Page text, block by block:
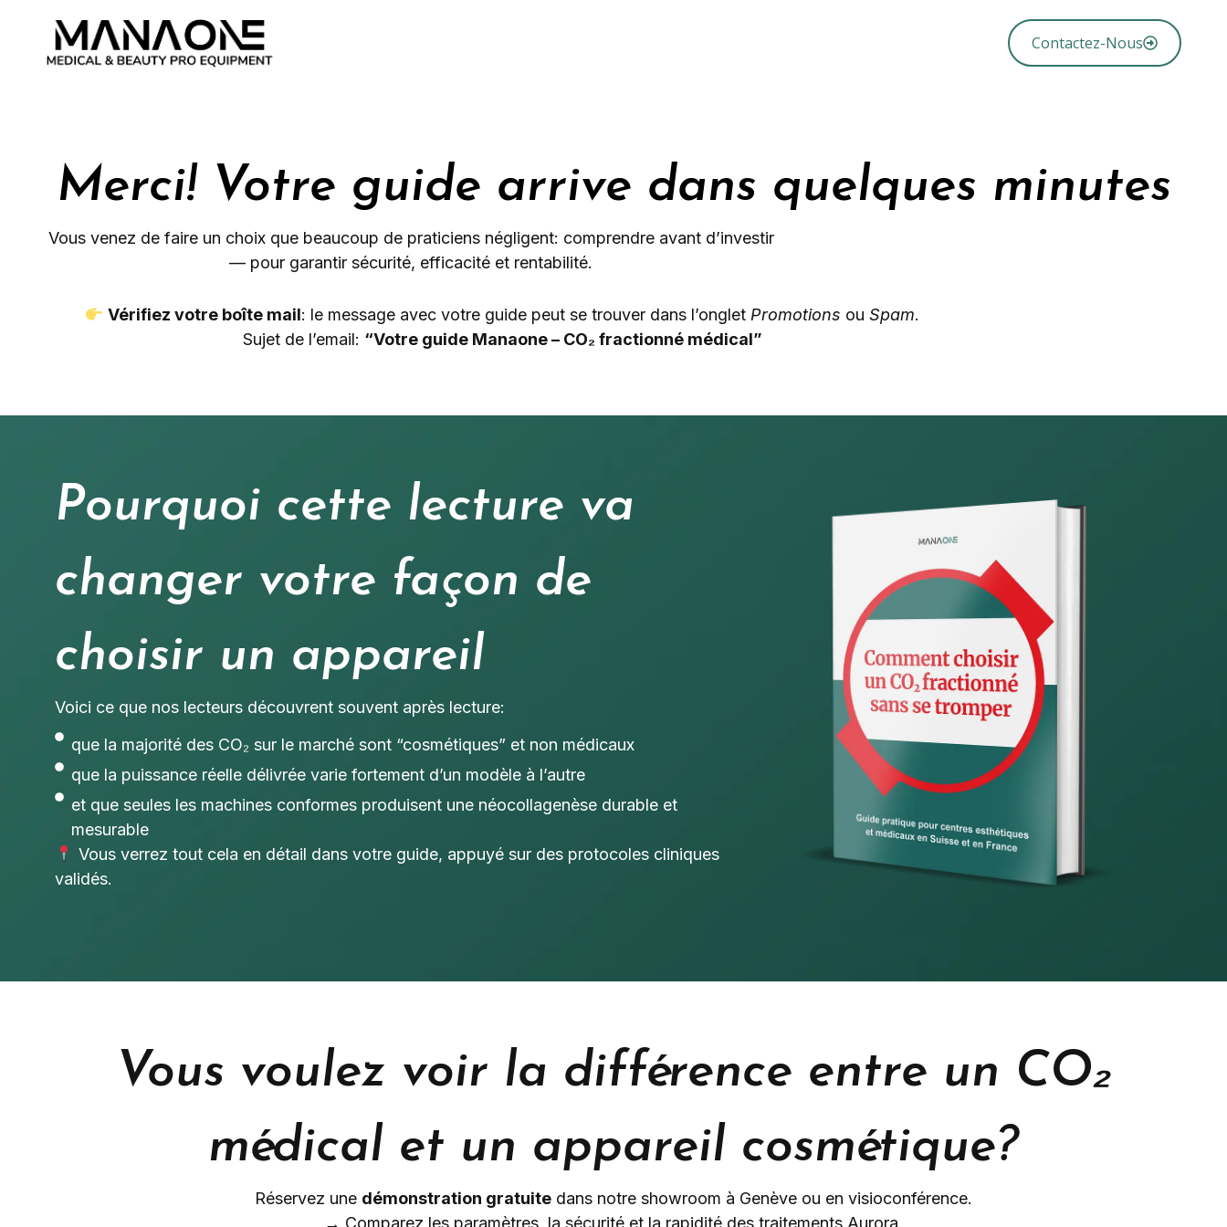
Contactez-Nous
Merci! Votre guide arrive dans quelques minutes
Vous venez de faire un choix que beaucoup de praticiens négligent: comprendre avant d’investir
— pour garantir sécurité, efficacité et rentabilité.
Vérifiez votre boîte mail: le message avec votre guide peut se trouver dans l’onglet Promotions ouSpam.
Sujet de l’email: “Votre guide Manaone – CO₂ fractionné médical”
Pourquoi cette lecture va
changer votre façon de
choisir un appareil
Voici ce que nos lecteurs découvrent souvent après lecture:
que la majorité des CO₂ sur le marché sont “cosmétiques” et non médicaux
que la puissance réelle délivrée varie fortement d’un modèle à l’autre
et que seules les machines conformes produisent une néocollagenèse durable et
mesurable
Vous verrez tout cela en détail dans votre guide, appuyé sur des protocoles cliniques
validés.
Vous voulez voir la différence entre un CO₂
médical et un appareil cosmétique?
Réservez une démonstration gratuite dans notre showroom à Genève ou en visioconférence.
→ Comparez les paramètres, la sécurité et la rapidité des traitements Aurora.